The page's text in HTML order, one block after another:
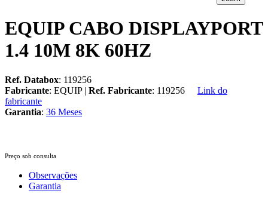
EQUIP CABO DISPLAYPORT
1.4 10M 8K 60HZ
Ref. Databox: 119256
Fabricante: EQUIP | Ref. Fabricante: 119256
Link do
fabricante
Garantia: 36 Meses
Preço sob consulta
Observações
Garantia